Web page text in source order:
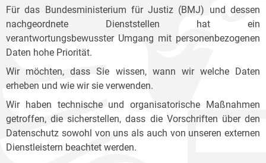
Für das Bundesministerium für Justiz (BMJ) und dessen
nachgeordnete Dienststellen hat ein
verantwortungsbewusster Umgang mit personenbezogenen
Daten hohe Priorität.
Wir möchten, dass Sie wissen, wann wir welche Daten
erheben und wie wir sie verwenden.
Wir haben technische und organisatorische Maßnahmen
getroffen, die sicherstellen, dass die Vorschriften über den
Datenschutz sowohl von uns als auch von unseren externen
Dienstleistern beachtet werden.